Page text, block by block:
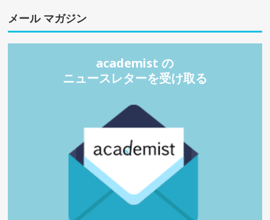
メール マガジン
academist の
ニュースレターを受け取る